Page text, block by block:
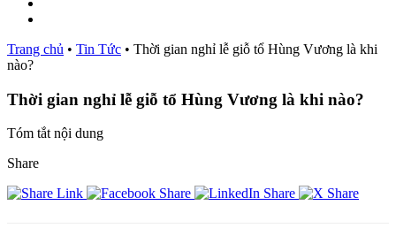
Trang chủ • Tin Tức • Thời gian nghỉ lễ giỗ tổ Hùng Vương là khi
nào?
Thời gian nghỉ lễ giỗ tổ Hùng Vương là khi nào?
Tóm tắt nội dung
Share